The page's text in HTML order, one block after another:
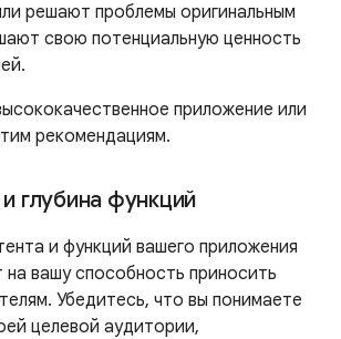
решают проблемы оригинальным
свою потенциальную ценность
приложение или
рекомендациям.
глубина функций
и функций вашего приложения
на вашу способность приносить
Убедитесь, что вы понимаете
целевой аудитории,